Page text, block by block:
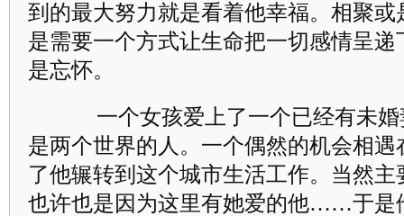
到的最大努力就是看着他幸福。相聚
是需要一个方式让生命把一切感情呈
是忘怀。
一个女孩爱上了一个已经有未婚
是两个世界的人。一个偶然的机会相
了他辗转到这个城市生活工作。当然
也许也是因为这里有她爱的他……于是